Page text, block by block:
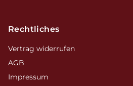
Rechtliches
Vertrag widerrufen
AGB
Impressum